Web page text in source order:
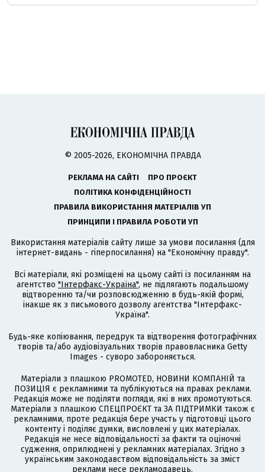
© 2005-2026, ЕКОНОМІЧНА ПРАВДА
РЕКЛАМА НА САЙТІ
ПРО ПРОЄКТ
ПОЛІТИКА КОНФІДЕНЦІЙНОСТІ
ПРАВИЛА ВИКОРИСТАННЯ МАТЕРІАЛІВ УП
ПРИНЦИПИ І ПРАВИЛА РОБОТИ УП
Використання матеріалів сайту лише за умови посилання (для
інтернет-видань - гіперпосилання) на "Економічну правду".
Всі матеріали, які розміщені на цьому сайті із посиланням на
агентство "Інтерфакс-Україна", не підлягають подальшому
відтворенню та/чи розповсюдженню в будь-якій формі,
інакше як з письмового дозволу агентства "Інтерфакс-
Україна".
Будь-яке копіювання, передрук та відтворення фотографічних
творів та/або аудіовізуальних творів правовласника Getty
Images - суворо забороняється.
Матеріали з плашкою PROMOTED, НОВИНИ КОМПАНІЙ та
ПОЗИЦІЯ є рекламними та публікуються на правах реклами.
Редакція може не поділяти погляди, які в них промотуються.
Матеріали з плашкою СПЕЦПРОЄКТ та ЗА ПІДТРИМКИ також є
рекламними, проте редакція бере участь у підготовці цього
контенту і поділяє думки, висловлені у цих матеріалах.
Редакція не несе відповідальності за факти та оціночні
судження, оприлюднені у рекламних матеріалах. Згідно з
українським законодавством відповідальність за зміст
реклами несе рекламодавець.